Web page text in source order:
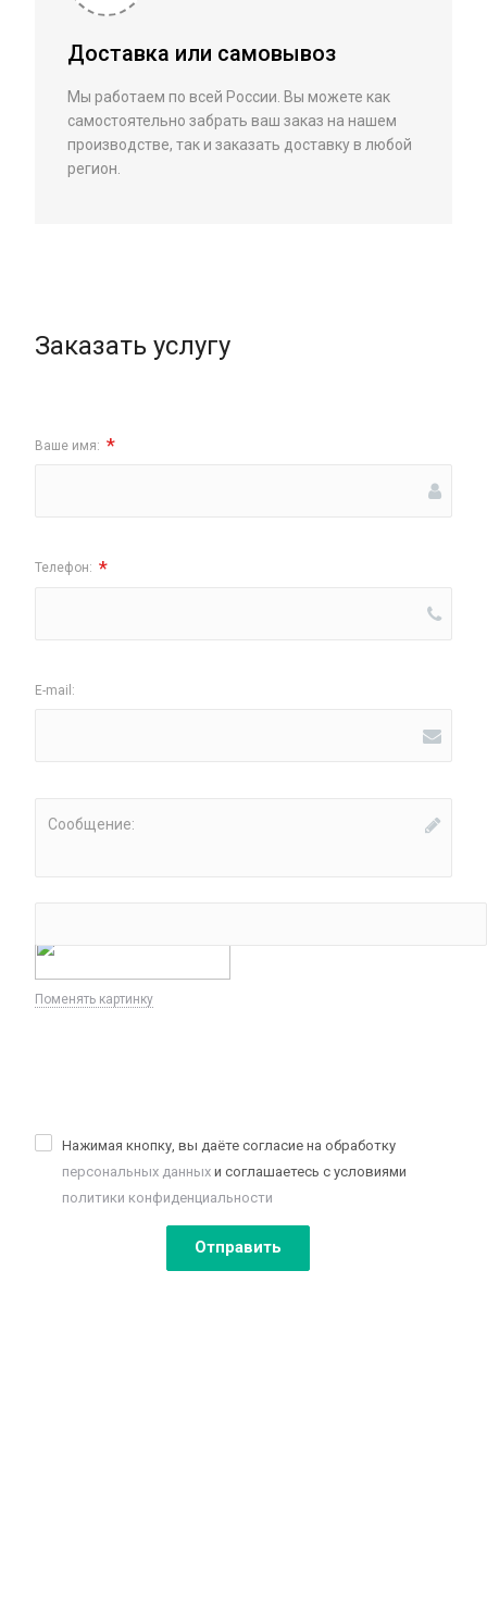
Доставка или самовывоз
Мы работаем по всей России. Вы можете как
самостоятельно забрать ваш заказ на нашем
производстве, так и заказать доставку в любой
регион.
Заказать услугу
Ваше имя: *
Телефон: *
E-mail:
Сообщение:
Поменять картинку
Нажимая кнопку, вы даёте согласие на обработку
персональных данных и соглашаетесь с условиями
политики конфиденциальности
Отправить